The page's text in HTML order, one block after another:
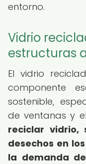
entorno.
Vidrio
estructuras
El vidrio
componente
sostenible,
de ventanas y
reciclar vidrio,
desechos en
la demanda